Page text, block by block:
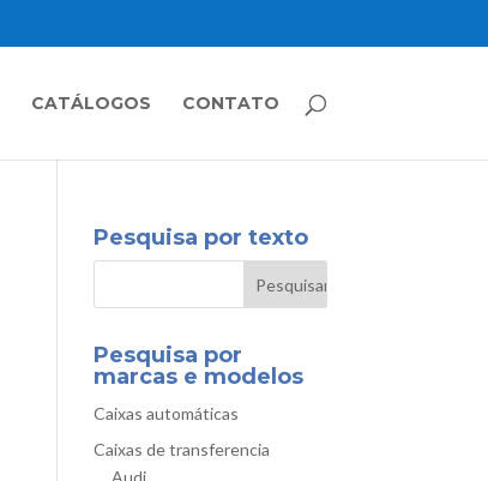
CATÁLOGOS CONTATO
Pesquisa por texto
Pesquisa por
marcas e modelos
Caixas automáticas
Caixas de transferencia
Audi